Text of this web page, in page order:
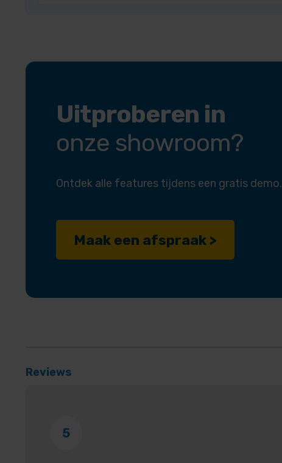
Uitproberen in
onze showroom?
Ontdek alle features tijdens een gratis demo.
Maak een afspraak >
Reviews
5